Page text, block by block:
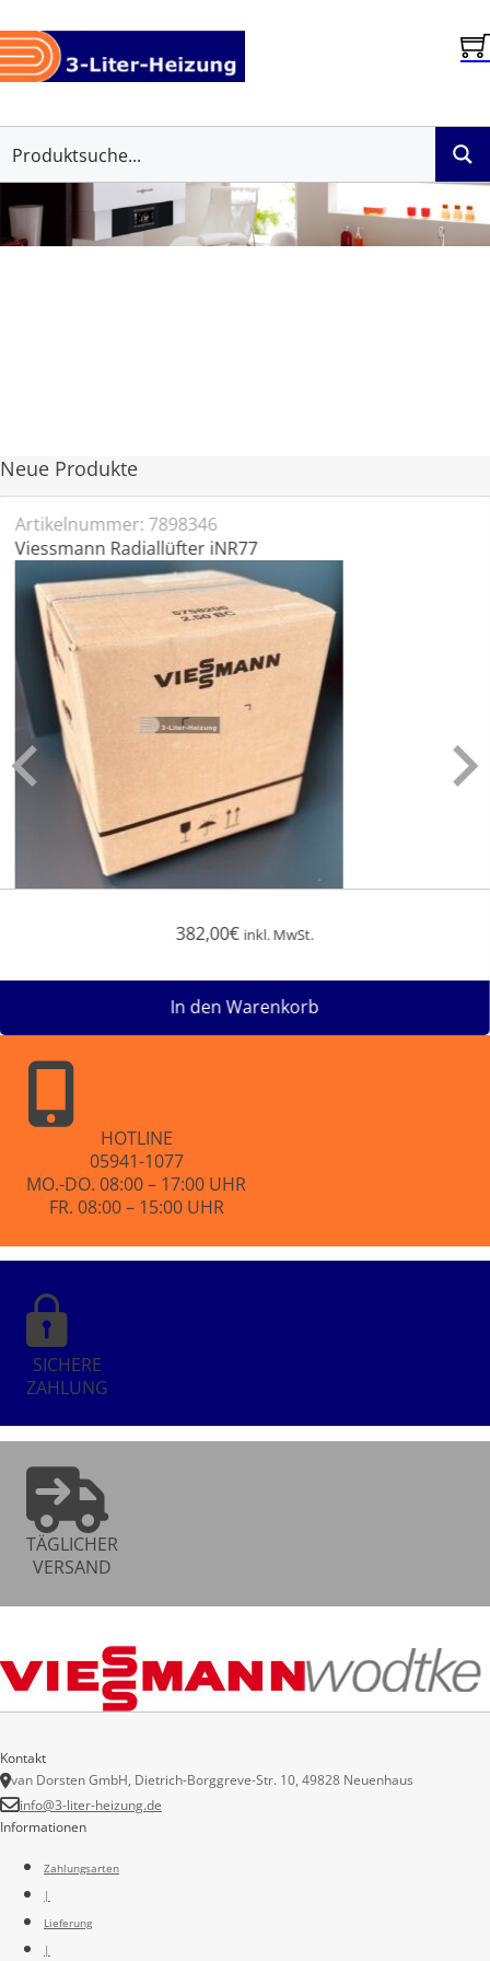
Neue Produkte
Artikelnummer: 7898346
Viessmann Radiallüfter iNR77
382,00€ inkl. MwSt.
In den Warenkorb
HOTLINE
05941-1077
MO.-DO. 08:00 – 17:00 UHR
FR. 08:00 – 15:00 UHR
SICHERE
ZAHLUNG
TÄGLICHER
VERSAND
Informationen
Zahlungsarten
|
Lieferung
|
Kontakt
van Dorsten GmbH, Dietrich-Borggreve-Str. 10, 49828 Neuenhaus
info@3-liter-heizung.de